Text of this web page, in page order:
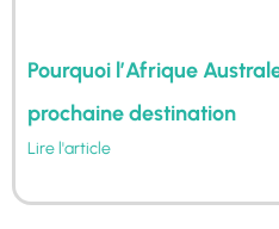
Pourquoi l’Afrique
prochaine destination
Lire l'article